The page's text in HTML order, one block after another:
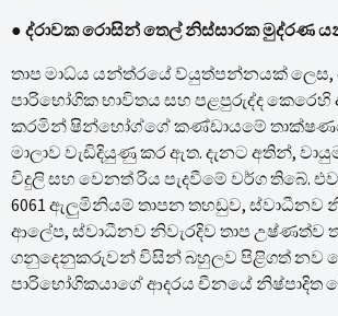
● ද්රාවක රොසින් තෙල් නිස්සාරක මුද්රණ
තාප මාධ්ය යන්ත්රයේ ව්යුත්පන්නයක් ලෙස,
පාරිභෝගික භාවිතය සහ පළපුරුද්ද
කරමින් ෂින්හෝග්ගේ කණ්ඩායමේ
මාලාව වැඩිදියුණු කර ඇත. දැනට අතින්,
විදුලි සහ වෙනත් රිය පැදවීමේ වර්ග තිබේ.
6061 ඇලුමිනියම් තාපන තහඩුව, ස්වාධීනව
ආලේප, ස්වාධීනව නිවැරදිව තාප උෂ්ණත්ව
ගනුදෙනුකරුවන් විසින් බහුලව පිළිගත් නව
පාරිභෝගිකයාගේ ආදරය චීනයේ නිෂ්පාදිත